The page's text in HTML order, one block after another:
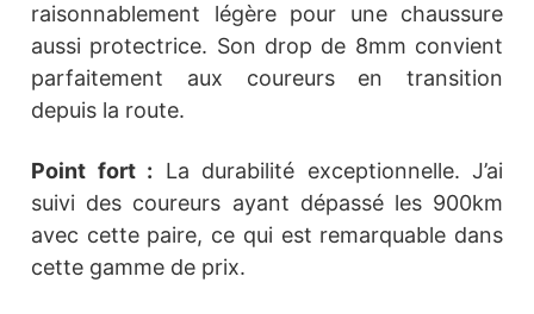
raisonnablement légère pour une chaussure
aussi protectrice. Son drop de 8mm convient
parfaitement aux coureurs en transition
depuis la route.
Point fort : La durabilité exceptionnelle. J’ai
suivi des coureurs ayant dépassé les 900km
avec cette paire, ce qui est remarquable dans
cette gamme de prix.